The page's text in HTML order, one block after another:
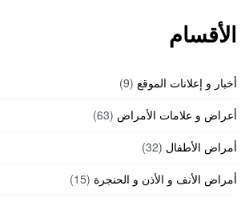
الأقسام
أخبار و إعلانات الموقع (9)
أعراض و علامات الأمراض (63)
أمراض الأطفال (32)
أمراض الأنف و الأذن و الحنجرة (15)